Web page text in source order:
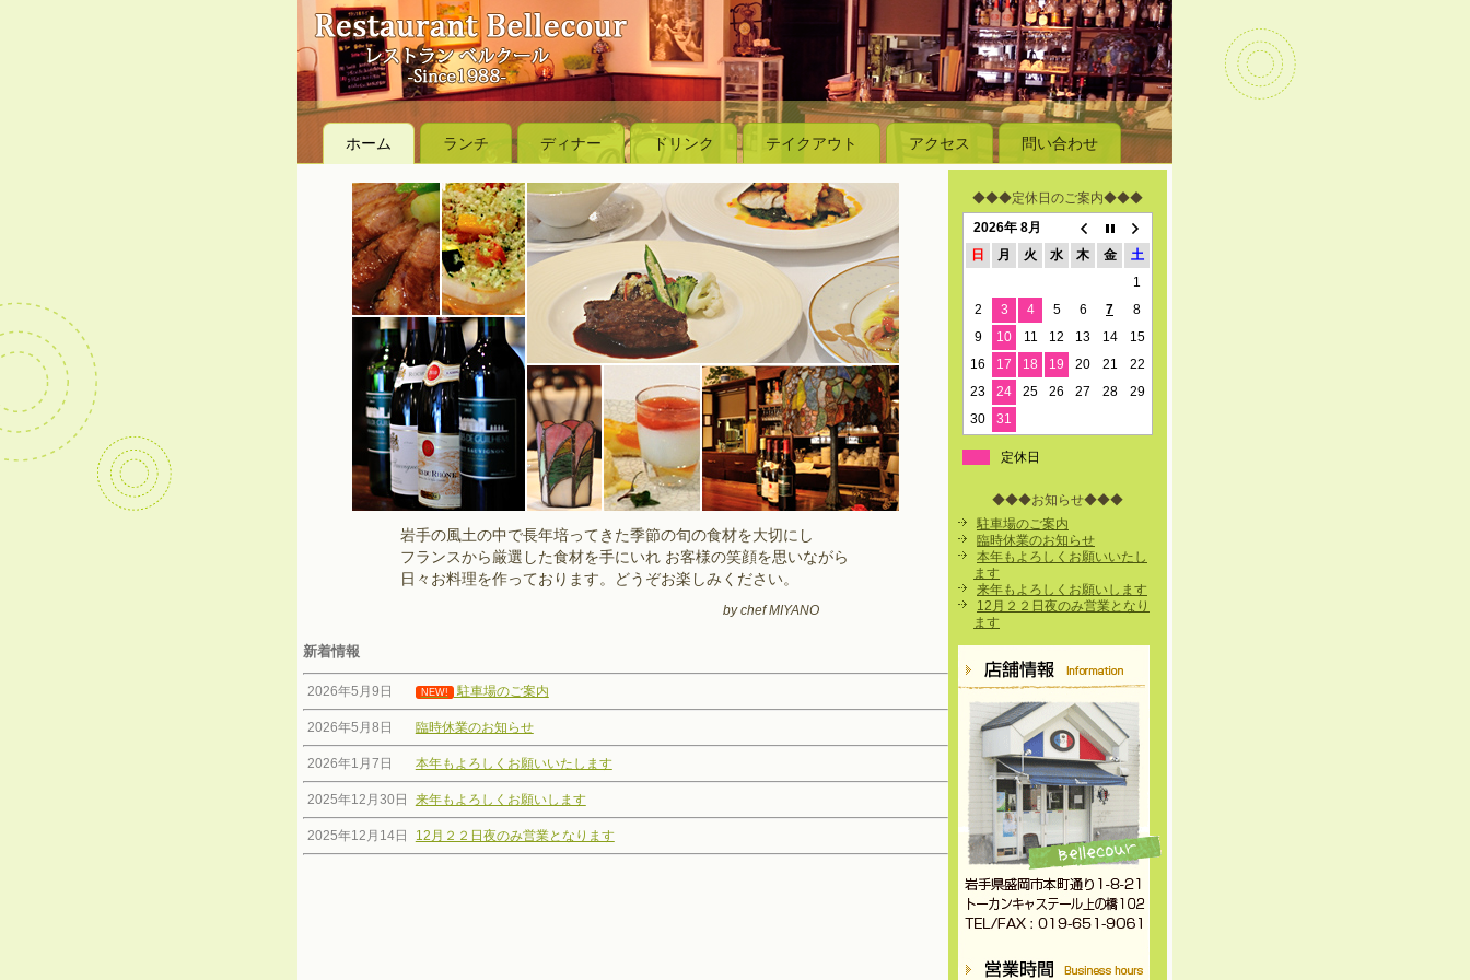
ホーム ランチ ディナー ドリンク テイクアウト アクセス 問い合わせ
岩手の風土の中で長年培ってきた季節の旬の食材を大切にし
フランスから厳選した食材を手にいれ お客様の笑顔を思いながら
日々お料理を作っております。どうぞお楽しみください。
by chef MIYANO
新着情報
2026年5月9日 NEW! 駐車場のご案内
2026年5月8日 臨時休業のお知らせ
2026年1月7日 本年もよろしくお願いいたします
2025年12月30日 来年もよろしくお願いします
2025年12月14日 12月２２日夜のみ営業となります
◆◆◆定休日のご案内◆◆◆
2026年 8月
日
月 火 水 木 金
土
1
2
3 4 5 6 7
8
9
10 11 12 13 14
15
16
17 18 19 20 21
22
23
24 25 26 27 28
29
30
31
定休日
◆◆◆お知らせ◆◆◆
駐車場のご案内
臨時休業のお知らせ
本年もよろしくお願いいたし
ます
来年もよろしくお願いします
12月２２日夜のみ営業となり
ます